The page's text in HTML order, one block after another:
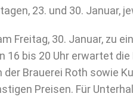
23. und 30. Januar,
Freitag, 30. Januar, zu
16 bis 20 Uhr erwartet
Brauerei Roth sowie
Preisen. Für